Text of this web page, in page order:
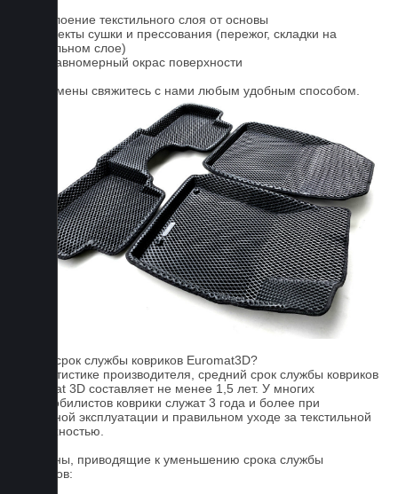
1. Отслоение текстильного слоя от основы
2. Дефекты сушки и прессования (пережог, складки на
текстильном слое)
3. Неравномерный окрас поверхности
Для замены свяжитесь с нами любым удобным способом.
Какой срок службы ковриков Euromat3D?
По статистике производителя, средний срок службы ковриков
Euromat 3D составляет не менее 1,5 лет. У многих
автомобилистов коврики служат 3 года и более при
бережной эксплуатации и правильном уходе за текстильной
поверхностью.
Причины, приводящие к уменьшению срока службы
ковриков: